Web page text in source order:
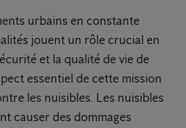
urbains en constante
jouent un rôle crucial en
et la qualité de vie de
essentiel de cette mission
les nuisibles. Les nuisibles
causer des dommages